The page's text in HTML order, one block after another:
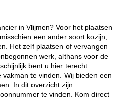
in Vlijmen? Voor het plaatsen
een ander soort kozijn,
Het zelf plaatsen of vervangen
werk, althans voor de
bent u hier terecht
te vinden. Wij bieden een
In dit overzicht zijn
te vinden. Kom direct